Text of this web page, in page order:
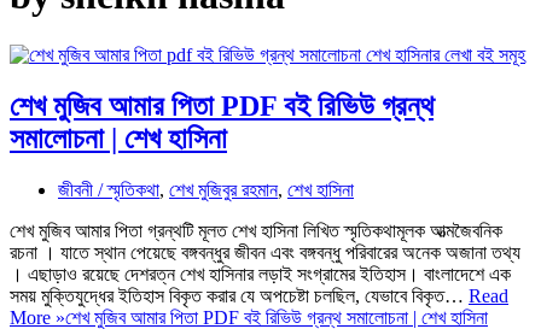
শেখ মুজিব আমার পিতা PDF বই রিভিউ গ্রন্থ
সমালোচনা | শেখ হাসিনা
জীবনী / স্মৃতিকথা, শেখ মুজিবুর রহমান, শেখ হাসিনা
শেখ মুজিব আমার পিতা গ্রন্থটি মূলত শেখ হাসিনা লিখিত স্মৃতিকথামূলক আত্মজৈবনিক
রচনা । যাতে স্থান পেয়েছে বঙ্গবন্ধুর জীবন এবং বঙ্গবন্ধু পরিবারের অনেক অজানা তথ্য
। এছাড়াও রয়েছে দেশরত্ন শেখ হাসিনার লড়াই সংগ্রামের ইতিহাস। বাংলাদেশে এক
সময় মুক্তিযুদ্ধের ইতিহাস বিকৃত করার যে অপচেষ্টা চলছিল, যেভাবে বিকৃত… Read
More »শেখ মুজিব আমার পিতা PDF বই রিভিউ গ্রন্থ সমালোচনা | শেখ হাসিনা